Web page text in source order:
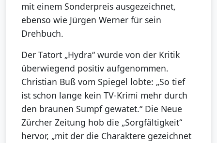
mit einem Sonderpreis ausgezeichnet,
ebenso wie Jürgen Werner für sein
Drehbuch.
Der Tatort „Hydra“ wurde von der Kritik
überwiegend positiv aufgenommen.
Christian Buß vom Spiegel lobte: „So tief
ist schon lange kein TV-Krimi mehr durch
den braunen Sumpf gewatet.“ Die Neue
Zürcher Zeitung hob die „Sorgfältigkeit“
hervor, „mit der die Charaktere gezeichnet